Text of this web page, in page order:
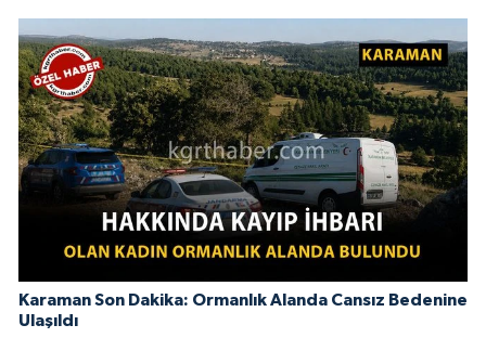
Karaman Son Dakika: Ormanlık Alanda Cansız Bedenine
Ulaşıldı